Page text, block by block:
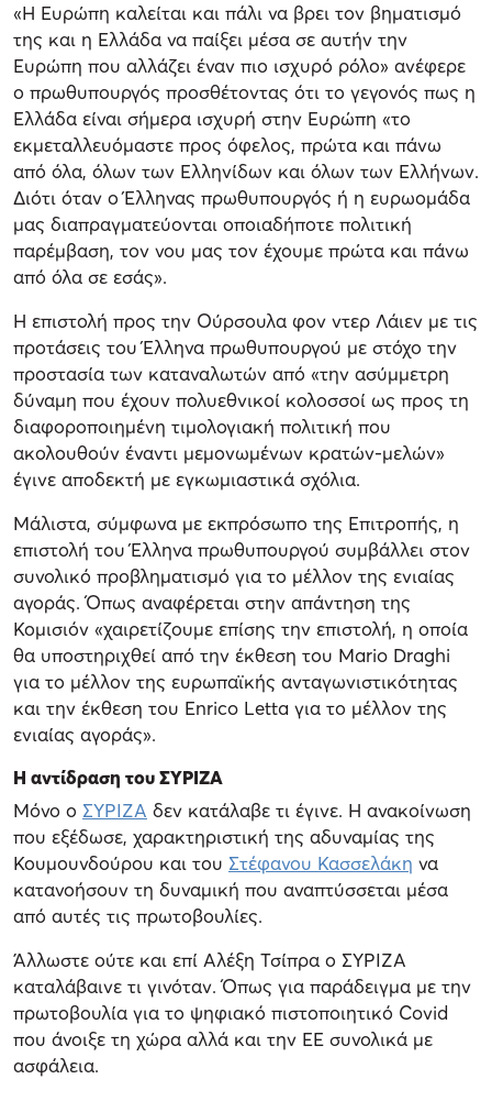
«Η Ευρώπη καλείται και πάλι να βρει τον βηματισμό
της και η Ελλάδα να παίξει μέσα σε αυτήν την
Ευρώπη που αλλάζει έναν πιο ισχυρό ρόλο» ανέφερε
ο πρωθυπουργός προσθέτοντας ότι το γεγονός πως η
Ελλάδα είναι σήμερα ισχυρή στην Ευρώπη «το
εκμεταλλευόμαστε προς όφελος, πρώτα και πάνω
από όλα, όλων των Ελληνίδων και όλων των Ελλήνων.
Διότι όταν ο Έλληνας πρωθυπουργός ή η ευρωομάδα
μας διαπραγματεύονται οποιαδήποτε πολιτική
παρέμβαση, τον νου μας τον έχουμε πρώτα και πάνω
από όλα σε εσάς».
Η επιστολή προς την Ούρσουλα φον ντερ Λάιεν με τις
προτάσεις του Έλληνα πρωθυπουργού με στόχο την
προστασία των καταναλωτών από «την ασύμμετρη
δύναμη που έχουν πολυεθνικοί κολοσσοί ως προς τη
διαφοροποιημένη τιμολογιακή πολιτική που
ακολουθούν έναντι μεμονωμένων κρατών-μελών»
έγινε αποδεκτή με εγκωμιαστικά σχόλια.
Μάλιστα, σύμφωνα με εκπρόσωπο της Επιτροπής, η
επιστολή του Έλληνα πρωθυπουργού συμβάλλει στον
συνολικό προβληματισμό για το μέλλον της ενιαίας
αγοράς. Όπως αναφέρεται στην απάντηση της
Κομισιόν «χαιρετίζουμε επίσης την επιστολή, η οποία
θα υποστηριχθεί από την έκθεση του Mario Draghi
για το μέλλον της ευρωπαϊκής ανταγωνιστικότητας
και την έκθεση του Enrico Letta για το μέλλον της
ενιαίας αγοράς».
Η αντίδραση του ΣΥΡΙΖΑ
Μόνο ο ΣΥΡΙΖΑ δεν κατάλαβε τι έγινε. Η ανακοίνωση
που εξέδωσε, χαρακτηριστική της αδυναμίας της
Κουμουνδούρου και του Στέφανου Κασσελάκη να
κατανοήσουν τη δυναμική που αναπτύσσεται μέσα
από αυτές τις πρωτοβουλίες.
Άλλωστε ούτε και επί Αλέξη Τσίπρα ο ΣΥΡΙΖΑ
καταλάβαινε τι γινόταν. Όπως για παράδειγμα με την
πρωτοβουλία για το ψηφιακό πιστοποιητικό Covid
που άνοιξε τη χώρα αλλά και την ΕΕ συνολικά με
ασφάλεια.